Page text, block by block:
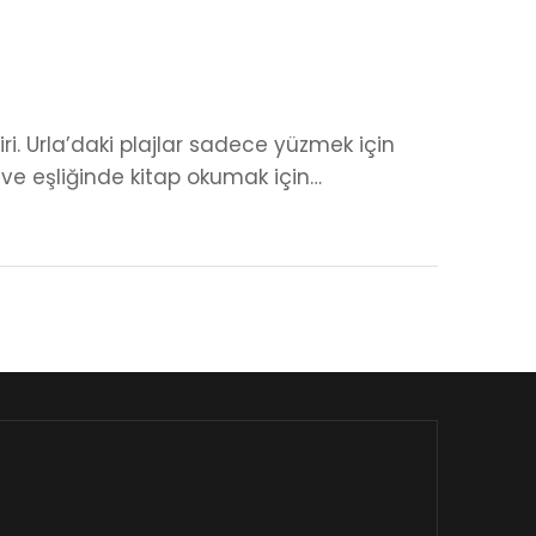
Urla’daki plajlar sadece yüzmek için
eşliğinde kitap okumak için…